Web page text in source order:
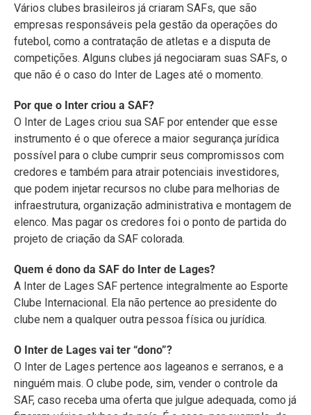
Vários clubes brasileiros já criaram SAFs, que são
empresas responsáveis pela gestão da operações do
futebol, como a contratação de atletas e a disputa de
competições. Alguns clubes já negociaram suas SAFs, o
que não é o caso do Inter de Lages até o momento.
Por que o Inter criou a SAF?
O Inter de Lages criou sua SAF por entender que esse
instrumento é o que oferece a maior segurança jurídica
possível para o clube cumprir seus compromissos com
credores e também para atrair potenciais investidores,
que podem injetar recursos no clube para melhorias de
infraestrutura, organização administrativa e montagem de
elenco. Mas pagar os credores foi o ponto de partida do
projeto de criação da SAF colorada.
Quem é dono da SAF do Inter de Lages?
A Inter de Lages SAF pertence integralmente ao Esporte
Clube Internacional. Ela não pertence ao presidente do
clube nem a qualquer outra pessoa física ou jurídica.
O Inter de Lages vai ter “dono”?
O Inter de Lages pertence aos lageanos e serranos, e a
ninguém mais. O clube pode, sim, vender o controle da
SAF, caso receba uma oferta que julgue adequada, como já